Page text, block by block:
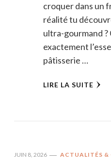
croquer dans un
réalité tu
ultra-gourmand ?
exactement
pâtisserie …
LIRE LA SUITE
JUIN 8, 2026 ACTUALITÉS &